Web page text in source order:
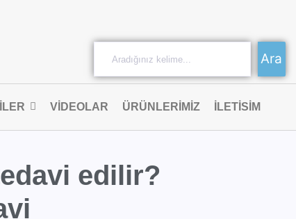
Ara
VIDEOLAR ÜRÜNLERIMIZ ILETISIM
edilir?